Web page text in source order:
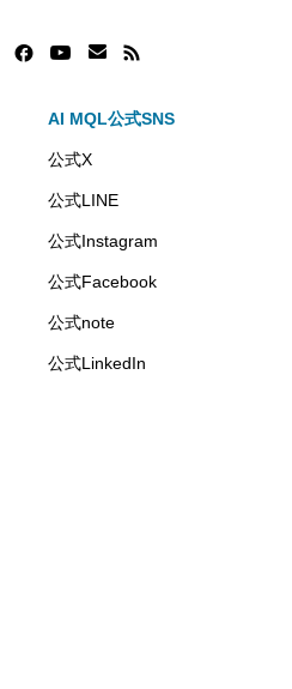
AI MQL公式SNS
公式X
公式LINE
公式Instagram
公式Facebook
公式note
公式LinkedIn